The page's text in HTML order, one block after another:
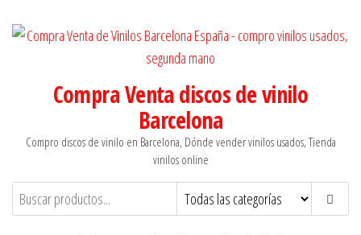
Compra Venta discos de vinilo
Barcelona
Compro discos de vinilo en Barcelona, Dónde vender vinilos usados, Tienda
vinilos online